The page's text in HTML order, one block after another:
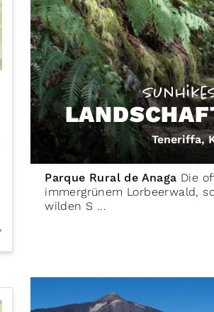
Teneriffa,
Parque Rural de Anaga Die
immergrünem Lorbeerwald,
wilden S ...